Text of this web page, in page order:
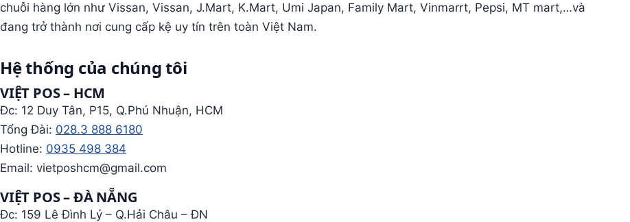
chuỗi hàng lớn như Vissan, Vissan, J.Mart, K.Mart, Umi Japan, Family Mart, Vinmarrt, Pepsi, MT mart,…và
đang trở thành nơi cung cấp kệ uy tín trên toàn Việt Nam.
Hệ thống của chúng tôi
VIỆT POS – HCM
Đc: 12 Duy Tân, P15, Q.Phú Nhuận, HCM
Tổng Đài: 028.3 888 6180
Hotline: 0935 498 384
Email: vietposhcm@gmail.com
VIỆT POS – ĐÀ NẴNG
Đc: 159 Lê Đình Lý – Q.Hải Châu – ĐN